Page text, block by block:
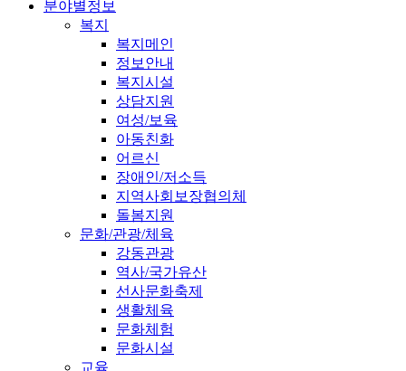
분야별정보
복지
복지메인
정보안내
복지시설
상담지원
여성/보육
아동친화
어르신
장애인/저소득
지역사회보장협의체
돌봄지원
문화/관광/체육
강동관광
역사/국가유산
선사문화축제
생활체육
문화체험
문화시설
교육